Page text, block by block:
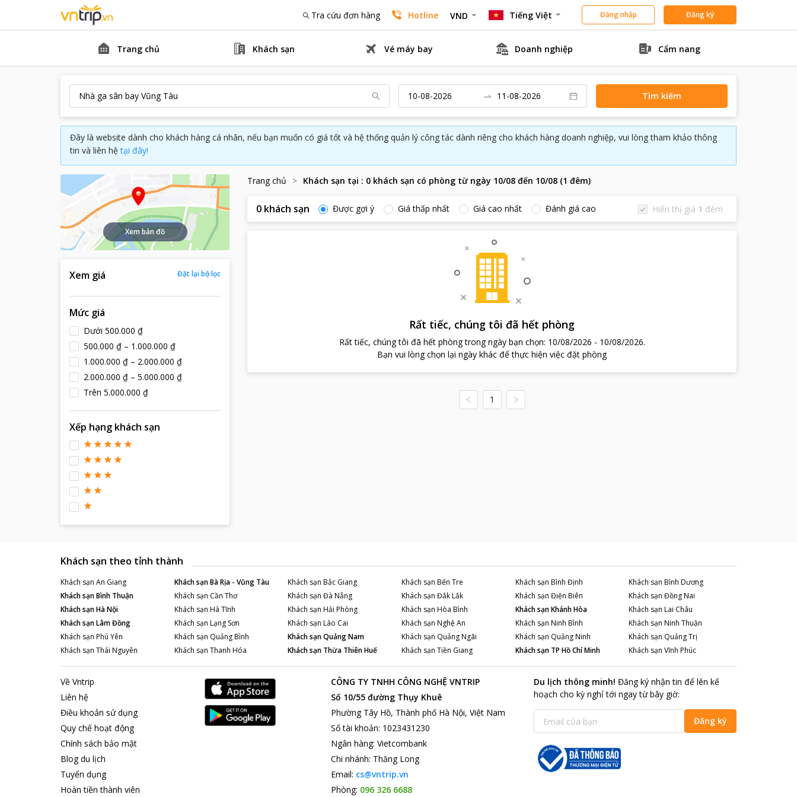
Tra cứu đơn hàng Hotline VND Tiếng Việt Đăng nhập Đăng ký
Trang chủ Khách sạn Vé máy bay Doanh nghiệp Cẩm nang
Tìm kiếm
Đây là website dành cho khách hàng cá nhân, nếu bạn muốn có giá tốt và hệ thống quản lý công tác dành riêng cho khách hàng doanh nghiệp, vui lòng tham khảo thông
tin và liên hệ tại đây!
Xem bản đồ
Xem giá
Mức giá
Dưới 500.000 ₫
500.000 ₫ – 1.000.000 ₫
1.000.000 ₫ – 2.000.000 ₫
2.000.000 ₫ – 5.000.000 ₫
Trên 5.000.000 ₫
Xếp hạng khách sạn
Đặt lại bộ lọc
Trang chủ Khách sạn tại : 0 khách sạn có phòng từ ngày 10/08 đến 10/08 (1 đêm)
0 khách sạn Được gợi ý Giá thấp nhất Giá cao nhất Đánh giá cao Hiển thị giá 1 đêm
Rất tiếc, chúng tôi đã hết phòng
Rất tiếc, chúng tôi đã hết phòng trong ngày bạn chọn: 10/08/2026 - 10/08/2026.
Bạn vui lòng chọn lại ngày khác để thực hiện việc đặt phòng
1
Khách sạn theo tỉnh thành
Khách sạn An Giang Khách sạnBà Rịa - Vũng Tàu Khách sạn Bắc Giang Khách sạn Bến Tre Khách sạn Bình Định Khách sạn Bình Dương
Khách sạnBình Thuận Khách sạn Cần Thơ Khách sạn Đà Nẵng Khách sạn Đắk Lắk Khách sạn Điện Biên Khách sạn Đồng Nai
Khách sạnHà Nội Khách sạn Hà Tĩnh Khách sạn Hải Phòng Khách sạn Hòa Bình Khách sạnKhánh Hòa Khách sạn Lai Châu
Khách sạnLâm Đồng Khách sạn Lạng Sơn Khách sạn Lào Cai Khách sạn Nghệ An Khách sạn Ninh Bình Khách sạn Ninh Thuận
Khách sạn Phú Yên Khách sạn Quảng Bình Khách sạnQuảng Nam Khách sạn Quảng Ngãi Khách sạn Quảng Ninh Khách sạn Quảng Trị
Khách sạn Thái Nguyên Khách sạn Thanh Hóa Khách sạn Thừa Thiên Huế Khách sạn Tiền Giang Khách sạn TP Hồ Chí Minh Khách sạn Vĩnh Phúc
Về Vntrip
Liên hệ
Điều khoản sử dụng
Quy chế hoạt động
Chính sách bảo mật
Blog du lịch
Tuyển dụng
Hoàn tiền thành viên
CÔNG TY TNHH CÔNG NGHỆ VNTRIP
Số 10/55 đường Thụy Khuê
Phường Tây Hồ, Thành phố Hà Nội, Việt Nam
Số tài khoản: 1023431230
Ngân hàng: Vietcombank
Chi nhánh: Thăng Long
Email: cs@vntrip.vn
Phòng: 096 326 6688
Du lịch thông minh! Đăng ký nhận tin để lên kế
hoạch cho kỳ nghỉ tới ngay từ bây giờ:
Đăng ký